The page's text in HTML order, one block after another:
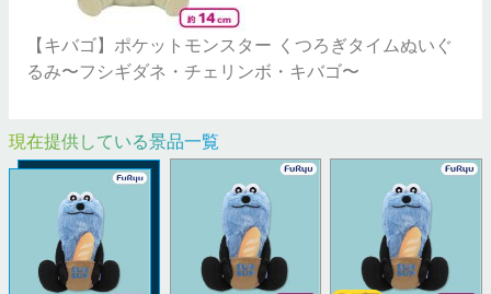
【キバゴ】ポケットモンスター くつろぎタイムぬいぐ
るみ〜フシギダネ・チェリンボ・キバゴ〜
現在提供している景品一覧